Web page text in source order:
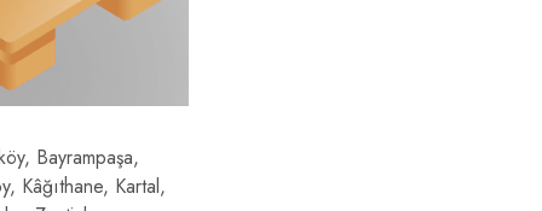
Bayrampaşa,
Kâğıthane, Kartal,